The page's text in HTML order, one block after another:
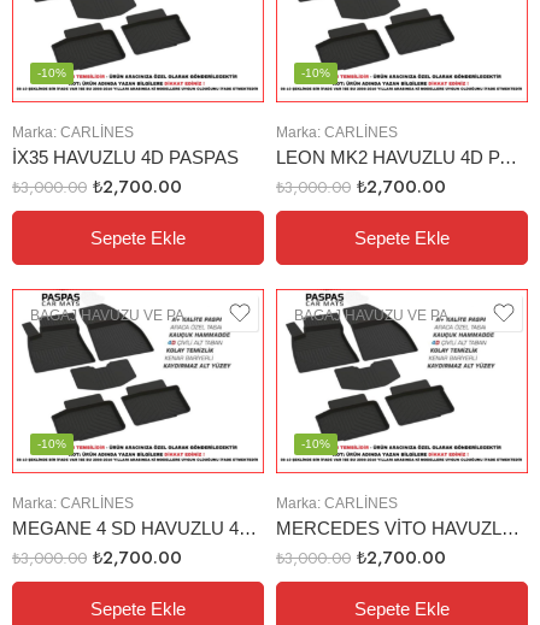
Marka: CARLINES
İX35 HAVUZLU 4D PASPAS
-10%
₺3,000.00 ₺2,700.00
Sepete Ekle
Marka: CARLINES
LEON MK2 HAVUZLU 4D PASPAS (2012-)
-10%
₺3,000.00 ₺2,700.00
Sepete Ekle
BAGAJ HAVUZU VE PASPAS
Marka: CARLINES
MEGANE 4 SD HAVUZLU 4D PASPAS
-10%
₺3,000.00 ₺2,700.00
Sepete Ekle
BAGAJ HAVUZU VE PASPAS
Marka: CARLINES
MERCEDES VİTO HAVUZLU 4D PASPAS (16-19)
-10%
₺3,000.00 ₺2,700.00
Sepete Ekle